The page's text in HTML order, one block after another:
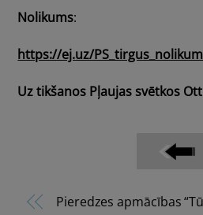
Nolikums:
https://ej.uz/
Uz tikšanos Pļaujas svētkos
Pieredzes apmācības